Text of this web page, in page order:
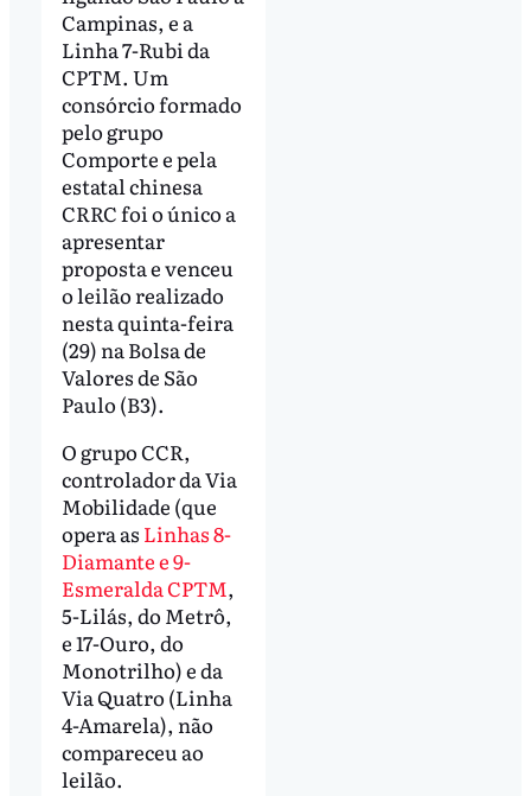
Campinas, e a
Linha 7-Rubi da
CPTM. Um
consórcio formado
pelo grupo
Comporte e pela
estatal chinesa
CRRC foi o único a
apresentar
proposta e venceu
o leilão realizado
nesta quinta-feira
(29) na Bolsa de
Valores de São
Paulo (B3).
O grupo CCR,
controlador da Via
Mobilidade (que
opera as Linhas 8-
Diamante e 9-
Esmeralda CPTM,
5-Lilás, do Metrô,
e 17-Ouro, do
Monotrilho) e da
Via Quatro (Linha
4-Amarela), não
compareceu ao
leilão.